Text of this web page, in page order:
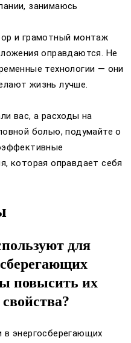
занимаюсь
и грамотный монтаж
оправдаются. Не
технологии — они
жизнь лучше.
вас, а расходы на
болью, подумайте о
которая оправдает себя
для
повысить их
в энергосберегающих